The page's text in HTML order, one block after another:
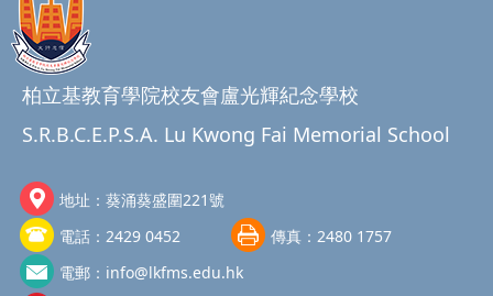
柏立基教育學院校友會盧光輝紀念學校
S.R.B.C.E.P.S.A. Lu Kwong Fai Memorial School
地址： 葵涌葵盛圍221號
電話： 2429 0452 傳真： 2480 1757
電郵： info@lkfms.edu.hk